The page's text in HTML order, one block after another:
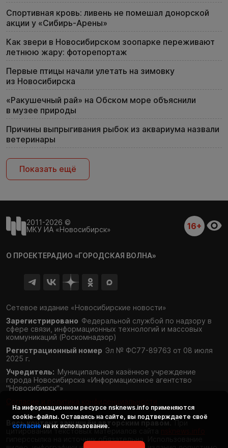
Спортивная кровь: ливень не помешал донорской
акции у «Сибирь-Арены»
Как звери в Новосибирском зоопарке переживают
летнюю жару: фоторепортаж
Первые птицы начали улетать на зимовку
из Новосибирска
«Ракушечный рай» на Обском море объяснили
в музее природы
Причины выпрыгивания рыбок из аквариума назвали
ветеринары
Показать ещё
2011-2026 ©
МКУ ИА «Новосибирск»
16+
О ПРОЕКТЕРАДИО «ГОРОДСКАЯ ВОЛНА»
Сетевое издание «Новосибирские новости»
Зарегистрировано Федеральной службой по надзору в
сфере связи, информационных технологий и массовых
коммуникаций (Роскомнадзор)
Регистрационный номер Эл № ФС77-89763 от 08 июля
2025 г.
Учредитель: Муниципальное казённое учреждение
города Новосибирска «Информационное агентство
"Новосибирск"»
Весь контент защищён авторским правом. При
цитировании текстовых материалов сайта
гиперссылка на источник обязательна. Использование
На информационном ресурсе nsknews.info применяются
cookie-файлы. Оставаясь на сайте, вы подтверждаете своё
согласие на их использование.